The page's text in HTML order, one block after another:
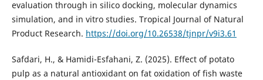
evaluation through in silico docking, molecular dynamics
simulation, and in vitro studies. Tropical Journal of Natural
Product Research. https://doi.org/10.26538/tjnpr/v9i3.61
Safdari, H., & Hamidi-Esfahani, Z. (2025). Effect of potato
pulp as a natural antioxidant on fat oxidation of fish waste